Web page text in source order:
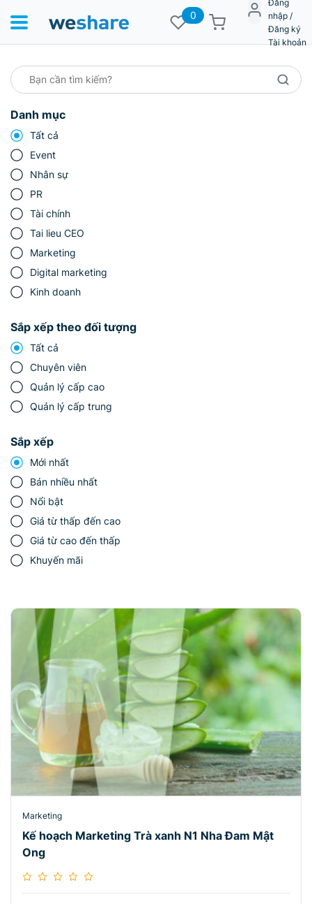
0
Đăng
nhập /
Đăng ký
Tài khoản
Danh mục
Tất cả
Event
Nhân sự
PR
Tài chính
Tai lieu CEO
Marketing
Digital marketing
Kinh doanh
Sắp xếp theo đối tượng
Tất cả
Chuyên viên
Quản lý cấp cao
Quản lý cấp trung
Sắp xếp
Mới nhất
Bán nhiều nhất
Nổi bật
Giá từ thấp đến cao
Giá từ cao đến thấp
Khuyến mãi
Marketing
Kế hoạch Marketing Trà xanh N1 Nha Đam Mật
Ong